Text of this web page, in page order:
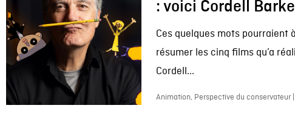
: voici Cordell
Ces quelques mots pourraient
résumer les cinq films qu’a
Cordell...
Animation, Perspective du conservateur